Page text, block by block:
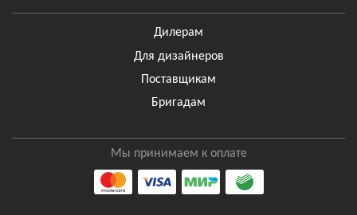
Дилерам
Для дизайнеров
Поставщикам
Бригадам
Мы принимаем к оплате